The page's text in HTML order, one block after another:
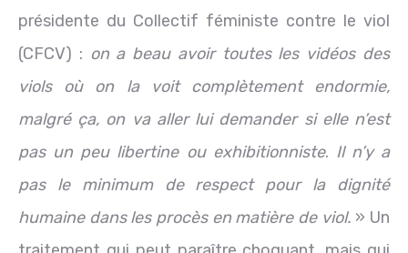
présidente du Collectif féministe contre le viol
(CFCV) : on a beau avoir toutes les vidéos des
viols où on la voit complètement endormie,
malgré ça, on va aller lui demander si elle n’est
pas un peu libertine ou exhibitionniste. Il n’y a
pas le minimum de respect pour la dignité
humaine dans les procès en matière de viol. » Un